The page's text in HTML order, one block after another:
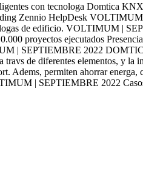
con tecnologa Domtica
Zennio HelpDesk
de edificio. VOLTIMUM |
proyectos ejecutados
| SEPTIEMBRE 2022
de diferentes elementos, y la
Adems, permiten ahorrar
| SEPTIEMBRE 2022